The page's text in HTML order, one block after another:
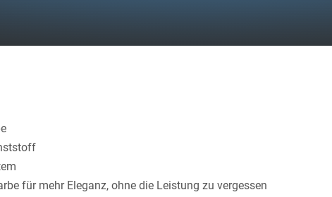
für mehr Eleganz, ohne die Leistung zu vergessen